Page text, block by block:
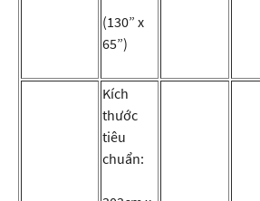
(130” x
65”)
Kích
thước
tiêu
chuẩn: